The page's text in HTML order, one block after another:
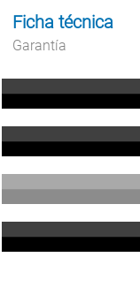
Ficha técnica
Garantía